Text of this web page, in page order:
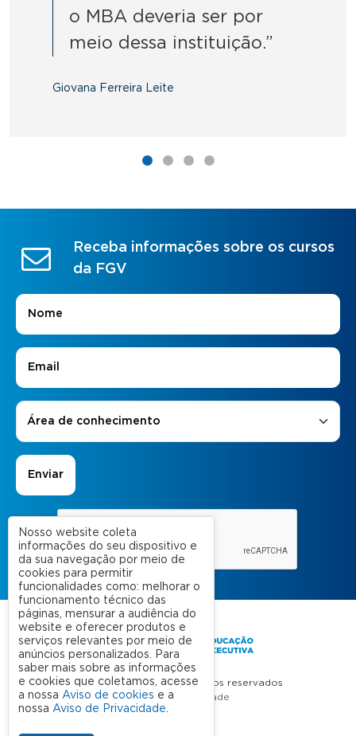
o MBA deveria ser por
meio dessa instituição.”
Giovana Ferreira Leite
Receba informações sobre os cursos
da FGV
Nome
E-mail
Áreas de Interesse
Área de conhecimento
FGV 2023 © Todos os direitos reservados
Aviso de Privacidade
Termos de uso
Nosso website coleta
informações do seu dispositivo e
da sua navegação por meio de
cookies para permitir
funcionalidades como: melhorar o
funcionamento técnico das
páginas, mensurar a audiência do
website e oferecer produtos e
serviços relevantes por meio de
anúncios personalizados. Para
saber mais sobre as informações
e cookies que coletamos, acesse
a nossa Aviso de cookies e a
nossa Aviso de Privacidade.